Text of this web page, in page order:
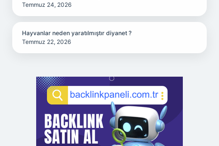
Temmuz 24, 2026
Hayvanlar neden yaratılmıştır diyanet ?
Temmuz 22, 2026